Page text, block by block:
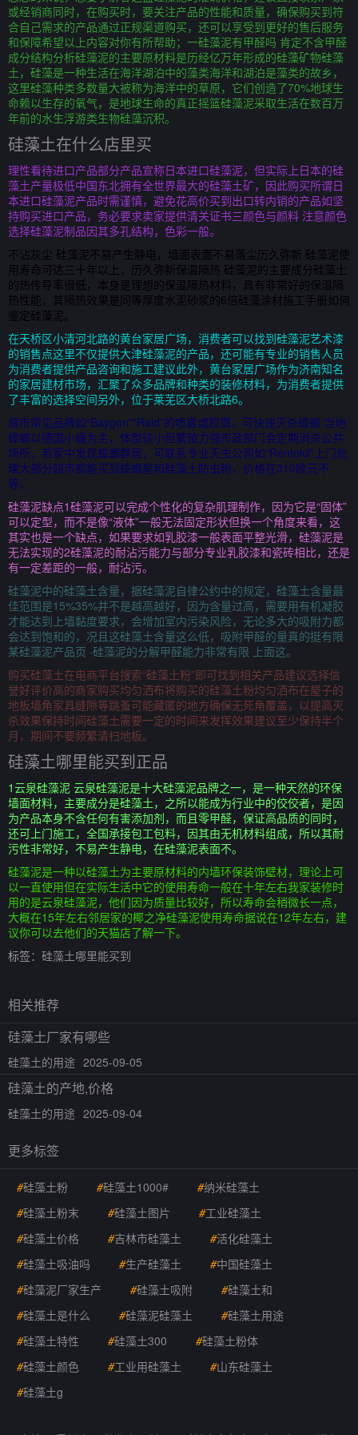
或经销商同时，在购买时，要关注产品的性能和质量，确保购买到符
合自己需求的产品通过正规渠道购买，还可以享受到更好的售后服务
和保障希望以上内容对你有所帮助；一硅藻泥有甲醛吗 肯定不含甲醛
成分结构分析硅藻泥的主要原材料是历经亿万年形成的硅藻矿物硅藻
土，硅藻是一种生活在海洋湖泊中的藻类海洋和湖泊是藻类的故乡，
这里硅藻种类多数量大被称为海洋中的草原，它们创造了70%地球生
命赖以生存的氧气，是地球生命的真正摇篮硅藻泥采取生活在数百万
年前的水生浮游类生物硅藻沉积。
硅藻土在什么店里买
理性看待进口产品部分产品宣称日本进口硅藻泥，但实际上日本的硅
藻土产量极低中国东北拥有全世界最大的硅藻土矿，因此购买所谓日
本进口硅藻泥产品时需谨慎，避免花高价买到出口转内销的产品如坚
持购买进口产品，务必要求卖家提供清关证书三颜色与颜料 注意颜色
选择硅藻泥制品因其多孔结构，色彩一般。
不沾灰尘 硅藻泥不易产生静电，墙面表面不易落尘历久弥新 硅藻泥使
用寿命可达三十年以上，历久弥新保温隔热 硅藻泥的主要成分硅藻土
的热传导率很低，本身是理想的保温隔热材料，具有非常好的保温隔
热性能，其隔热效果是同等厚度水泥砂浆的6倍硅藻涂材施工手册如何
鉴定硅藻泥。
在天桥区小清河北路的黄台家居广场，消费者可以找到硅藻泥艺术漆
的销售点这里不仅提供大津硅藻泥的产品，还可能有专业的销售人员
为消费者提供产品咨询和施工建议此外，黄台家居广场作为济南知名
的家居建材市场，汇聚了众多品牌和种类的装修材料，为消费者提供
了丰富的选择空间另外，位于莱芜区大桥北路6。
超市常见品牌如“Baygon”“Raid”的喷雾或胶饵，可快速灭杀蟑螂 当地
蟑螂以德国小蠊为主，体型较小但繁殖力强市政部门会定期消杀公共
场所，若家中发现蟑螂群居，可联系专业灭虫公司如“Rentokil”上门处
理大部分超市都能买到蟑螂屋和硅藻土防虫粉，价格在310欧元不
等。
硅藻泥缺点1硅藻泥可以完成个性化的复杂肌理制作，因为它是“固体”
可以定型，而不是像“液体”一般无法固定形状但换一个角度来看，这
其实也是一个缺点，如果要求如乳胶漆一般表面平整光滑，硅藻泥是
无法实现的2硅藻泥的耐沾污能力与部分专业乳胶漆和瓷砖相比，还是
有一定差距的一般，耐沾污。
硅藻泥中的硅藻土含量，据硅藻泥自律公约中的规定，硅藻土含量最
佳范围是15%35%并不是越高越好，因为含量过高，需要用有机凝胶
才能达到上墙黏度要求，会增加室内污染风险，无论多大的吸附力都
会达到饱和的，况且这硅藻土含量这么低，吸附甲醛的量真的挺有限
某硅藻泥产品页 ·硅藻泥的分解甲醛能力非常有限 上面这。
购买硅藻土在电商平台搜索“硅藻土粉”即可找到相关产品建议选择信
誉好评价高的商家购买均匀洒布将购买的硅藻土粉均匀洒布在屋子的
地板墙角家具缝隙等跳蚤可能藏匿的地方确保无死角覆盖，以提高灭
杀效果保持时间硅藻土需要一定的时间来发挥效果建议至少保持半个
月，期间不要频繁清扫地板。
硅藻土哪里能买到正品
1云泉硅藻泥 云泉硅藻泥是十大硅藻泥品牌之一，是一种天然的环保
墙面材料，主要成分是硅藻土，之所以能成为行业中的佼佼者，是因
为产品本身不含任何有害添加剂，而且零甲醛，保证高品质的同时，
还可上门施工，全国承接包工包料，因其由无机材料组成，所以其耐
污性非常好，不易产生静电，在硅藻泥表面不。
硅藻泥是一种以硅藻土为主要原材料的内墙环保装饰壁材，理论上可
以一直使用但在实际生活中它的使用寿命一般在十年左右我家装修时
用的是云泉硅藻泥，他们因为质量比较好，所以寿命会稍微长一点，
大概在15年左右邻居家的椰之净硅藻泥使用寿命据说在12年左右，建
议你可以去他们的天猫店了解一下。
标签： 硅藻土哪里能买到
相关推荐
硅藻土厂家有哪些
硅藻土的用途 2025-09-05
硅藻土的产地,价格
硅藻土的用途 2025-09-04
更多标签
#硅藻土粉 #硅藻土1000# #纳米硅藻土
#硅藻土粉末 #硅藻土图片 #工业硅藻土
#硅藻土价格 #吉林市硅藻土 #活化硅藻土
#硅藻土吸油吗 #生产硅藻土 #中国硅藻土
#硅藻泥厂家生产 #硅藻土吸附 #硅藻土和
#硅藻土是什么 #硅藻泥硅藻土 #硅藻土用途
#硅藻土特性 #硅藻土300 #硅藻土粉体
#硅藻土颜色 #工业用硅藻土 #山东硅藻土
#硅藻土g